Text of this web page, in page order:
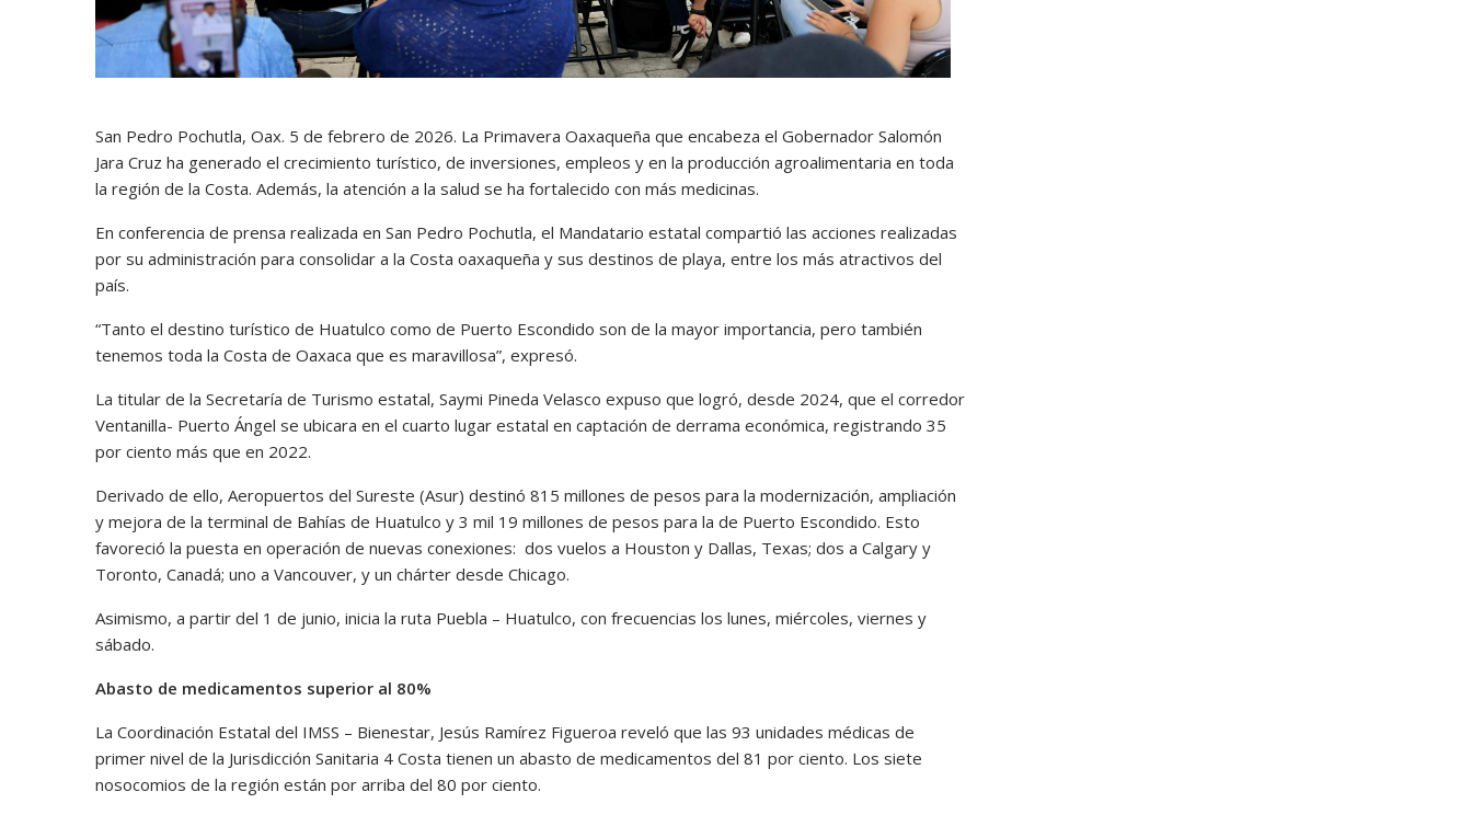
San Pedro Pochutla, Oax. 5 de febrero de 2026. La Primavera Oaxaqueña que encabeza el Gobernador Salomón
Jara Cruz ha generado el crecimiento turístico, de inversiones, empleos y en la producción agroalimentaria en toda
la región de la Costa. Además, la atención a la salud se ha fortalecido con más medicinas.
En conferencia de prensa realizada en San Pedro Pochutla, el Mandatario estatal compartió las acciones realizadas
por su administración para consolidar a la Costa oaxaqueña y sus destinos de playa, entre los más atractivos del
país.
“Tanto el destino turístico de Huatulco como de Puerto Escondido son de la mayor importancia, pero también
tenemos toda la Costa de Oaxaca que es maravillosa”, expresó.
La titular de la Secretaría de Turismo estatal, Saymi Pineda Velasco expuso que logró, desde 2024, que el corredor
Ventanilla- Puerto Ángel se ubicara en el cuarto lugar estatal en captación de derrama económica, registrando 35
por ciento más que en 2022.
Derivado de ello, Aeropuertos del Sureste (Asur) destinó 815 millones de pesos para la modernización, ampliación
y mejora de la terminal de Bahías de Huatulco y 3 mil 19 millones de pesos para la de Puerto Escondido. Esto
favoreció la puesta en operación de nuevas conexiones: dos vuelos a Houston y Dallas, Texas; dos a Calgary y
Toronto, Canadá; uno a Vancouver, y un chárter desde Chicago.
Asimismo, a partir del 1 de junio, inicia la ruta Puebla – Huatulco, con frecuencias los lunes, miércoles, viernes y
sábado.
Abasto de medicamentos superior al 80%
La Coordinación Estatal del IMSS – Bienestar, Jesús Ramírez Figueroa reveló que las 93 unidades médicas de
primer nivel de la Jurisdicción Sanitaria 4 Costa tienen un abasto de medicamentos del 81 por ciento. Los siete
nosocomios de la región están por arriba del 80 por ciento.